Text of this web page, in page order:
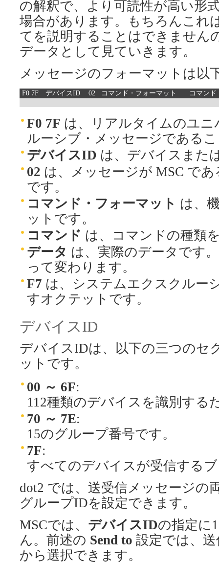
の解釈で、より可読性が高い形
場合があります。もちろんこれ
てを説明することはできません
データとして見ていきます。
メッセージのフォーマットは以
F0 7F デバイスID 02 コマンド・フォーマット コマンド
F0 7F は、リアルタイムのユ
ルーシブ・メッセージである
デバイスID は、デバイスまた
02 は、メッセージが MSC で
です。
コマンド・フォーマット は、
ットです。
コマンド は、コマンドの種類
データ は、実際のデータです
って変わります。
F7 は、システムエクスクルー
すオクテットです。
デバイスID
デバイスIDは、以下の三つのセ
ットです。
00 ～ 6F:
112種類のデバイスを識別する
70 ～ 7E:
15のグループ番号です。
7F:
すべてのデバイスが受信する
dot2 では、送受信メッセージの
グループIDを設定できます。
MSCでは、 デバイスIDの指定に
ん。前述の Send to 設定では、
から選択できます。